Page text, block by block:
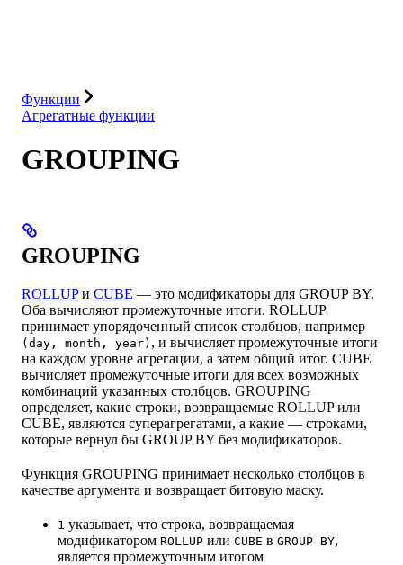
Функции
Агрегатные функции
GROUPING
GROUPING
ROLLUPи CUBE — это модификаторы для GROUP BY.
Оба вычисляют промежуточные итоги. ROLLUP
принимает упорядоченный список столбцов, например
(day, month, year) , и вычисляет промежуточные итоги
на каждом уровне агрегации, а затем общий итог. CUBE
вычисляет промежуточные итоги для всех возможных
комбинаций указанных столбцов. GROUPING
определяет, какие строки, возвращаемые ROLLUP или
CUBE, являются суперагрегатами, а какие — строками,
которые вернул бы GROUP BY без модификаторов.
Функция GROUPING принимает несколько столбцов в
качестве аргумента и возвращает битовую маску.
1 указывает, что строка, возвращаемая
модификатором ROLLUP или CUBE в GROUP BY,
является промежуточным итогом